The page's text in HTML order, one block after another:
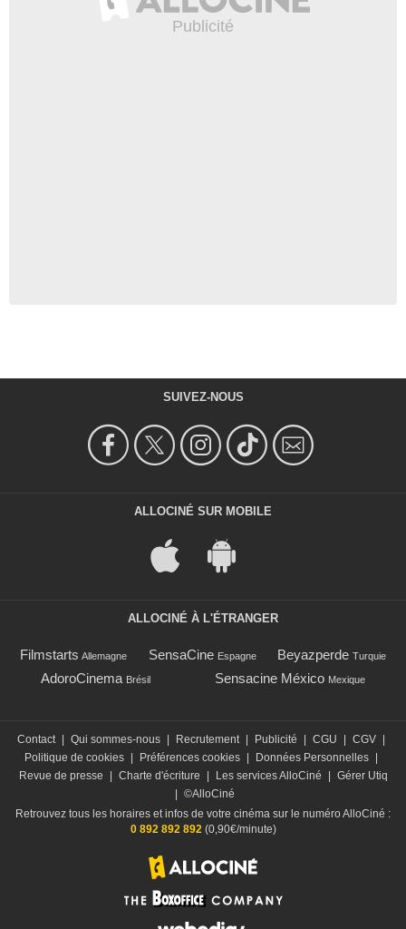
SUIVEZ-NOUS
ALLOCINÉ SUR MOBILE
ALLOCINÉ À L'ÉTRANGER
Filmstarts Allemagne SensaCine Espagne Beyazperde Turquie
AdoroCinema Brésil Sensacine México Mexique
Contact Qui sommes-nous Recrutement Publicité CGU CGV
Politique de cookies
Préférences cookies Données Personnelles
Revue de presse
Charte d'écriture Les services AlloCiné
Gérer Utiq
©AlloCiné
Retrouvez tous les horaires et infos de votre cinéma sur le numéro AlloCiné :
0 892 892 892(0,90€/minute)